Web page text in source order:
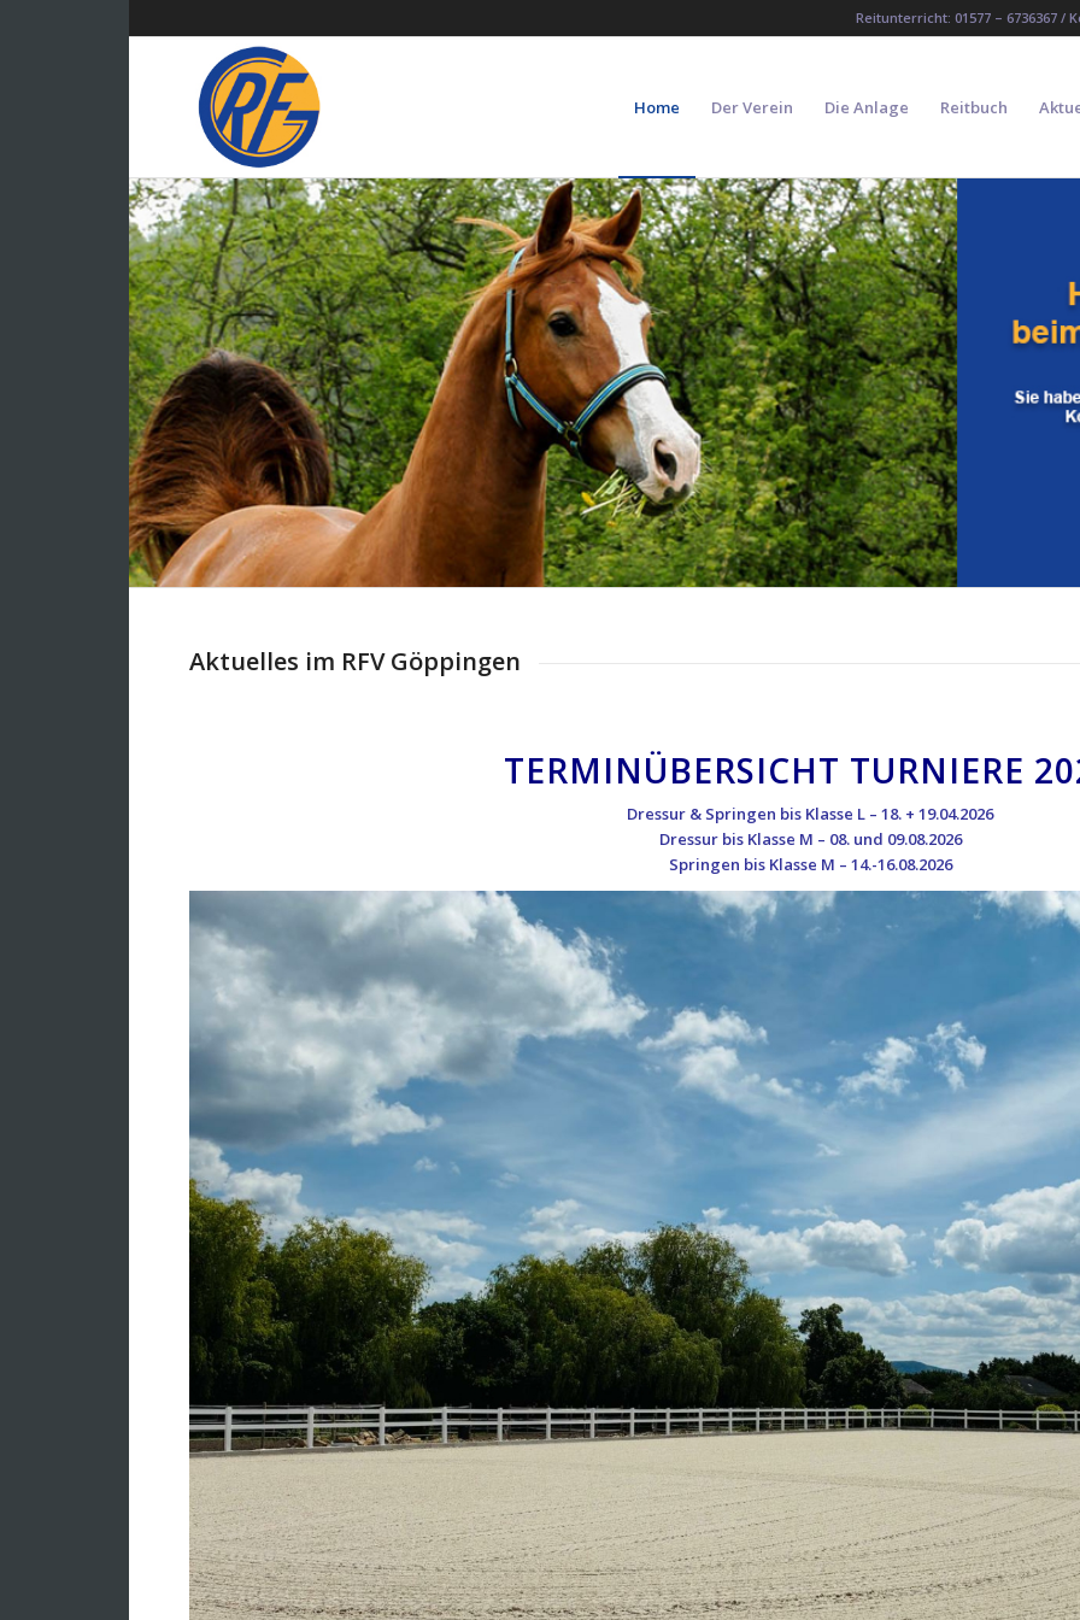
Reitunterricht: 01577 – 6736367 /
Home Der Verein Die Anlage Reitbuch
Aktuelles im RFV Göppingen
TERMINÜBERSICHT TURNIERE
Dressur & Springen bis Klasse L – 18. + 19.04.2026
Dressur bis Klasse M – 08. und 09.08.2026
Springen bis Klasse M – 14.-16.08.2026